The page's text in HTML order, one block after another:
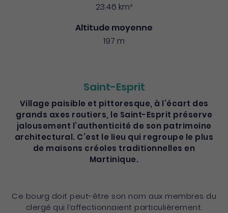
Saint-Esprit
Village paisible et pittoresque, à l’écart des
grands axes routiers, le Saint-Esprit préserve
jalousement l’authenticité de son patrimoine
architectural. C’est le lieu qui regroupe le plus
de maisons créoles traditionnelles en
Martinique.
Ce bourg doit peut-être son nom aux membres du
clergé qui l’affectionnaient particulièrement.
23.46 km²
Altitude moyenne
197 m